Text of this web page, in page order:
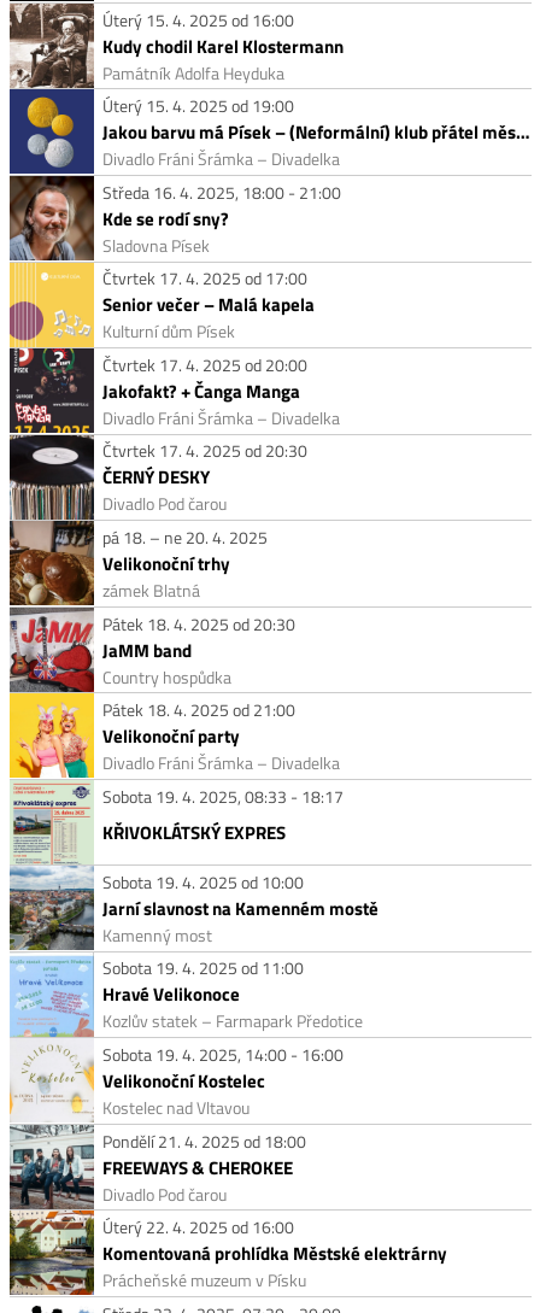
Úterý 15. 4. 2025 od 16:00
Kudy chodil Karel Klostermann
Památník Adolfa Heyduka
Úterý 15. 4. 2025 od 19:00
Jakou barvu má Písek – (Neformální) klub přátel města Písku
Divadlo Fráni Šrámka – Divadelka
Středa 16. 4. 2025, 18:00 - 21:00
Kde se rodí sny?
Sladovna Písek
Čtvrtek 17. 4. 2025 od 17:00
Senior večer – Malá kapela
Kulturní dům Písek
Čtvrtek 17. 4. 2025 od 20:00
Jakofakt? + Čanga Manga
Divadlo Fráni Šrámka – Divadelka
Čtvrtek 17. 4. 2025 od 20:30
ČERNÝ DESKY
Divadlo Pod čarou
pá 18. – ne 20. 4. 2025
Velikonoční trhy
zámek Blatná
Pátek 18. 4. 2025 od 20:30
JaMM band
Country hospůdka
Pátek 18. 4. 2025 od 21:00
Velikonoční party
Divadlo Fráni Šrámka – Divadelka
Sobota 19. 4. 2025, 08:33 - 18:17
KŘIVOKLÁTSKÝ EXPRES
Sobota 19. 4. 2025 od 10:00
Jarní slavnost na Kamenném mostě
Kamenný most
Sobota 19. 4. 2025 od 11:00
Hravé Velikonoce
Kozlův statek – Farmapark Předotice
Sobota 19. 4. 2025, 14:00 - 16:00
Velikonoční Kostelec
Kostelec nad Vltavou
Pondělí 21. 4. 2025 od 18:00
FREEWAYS & CHEROKEE
Divadlo Pod čarou
Úterý 22. 4. 2025 od 16:00
Komentovaná prohlídka Městské elektrárny
Prácheňské muzeum v Písku